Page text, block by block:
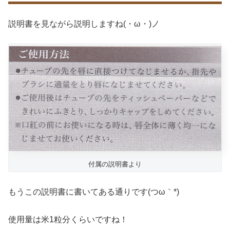
説明書を見ながら説明しますね(・ω・)ノ
付属の説明書より
もうこの説明書に書いてある通りです(つω｀*)
使用量は米1粒分くらいですね！